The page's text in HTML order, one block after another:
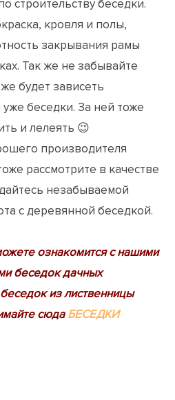
строительству беседки.
кровля и полы,
закрывания рамы
Так же не забывайте
будет зависеть
беседки. За ней тоже
и лелеять 😉
производителя
рассмотрите в качестве
незабываемой
с деревянной беседкой.
ознакомится с нашими
беседок дачных
из лиственницы
сюда БЕСЕДКИ